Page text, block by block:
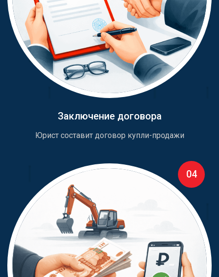
Заключение договора
Юрист составит договор купли-продажи
04